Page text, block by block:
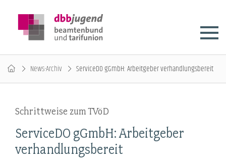
News-Archiv ServiceDO gGmbH: Arbeitgeber verhandlungsbereit
Schrittweise zum TVöD
ServiceDO gGmbH: Arbeitgeber
verhandlungsbereit